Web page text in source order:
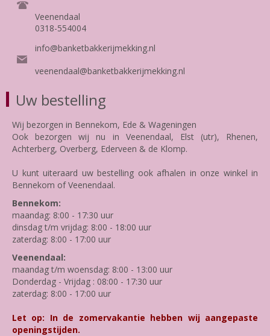
Veenendaal
0318-554004
info@banketbakkerijmekking.nl
veenendaal@banketbakkerijmekking.nl
Uw bestelling
Wij bezorgen in Bennekom, Ede & Wageningen
Ook bezorgen wij nu in Veenendaal, Elst (utr), Rhenen,
Achterberg, Overberg, Ederveen & de Klomp.
U kunt uiteraard uw bestelling ook afhalen in onze winkel in
Bennekom of Veenendaal.
Bennekom:
maandag: 8:00 - 17:30 uur
dinsdag t/m vrijdag: 8:00 - 18:00 uur
zaterdag: 8:00 - 17:00 uur
Veenendaal:
maandag t/m woensdag: 8:00 - 13:00 uur
Donderdag - Vrijdag : 08:00 - 17:30 uur
zaterdag: 8:00 - 17:00 uur
Let op: In de zomervakantie hebben wij aangepaste
openingstijden.